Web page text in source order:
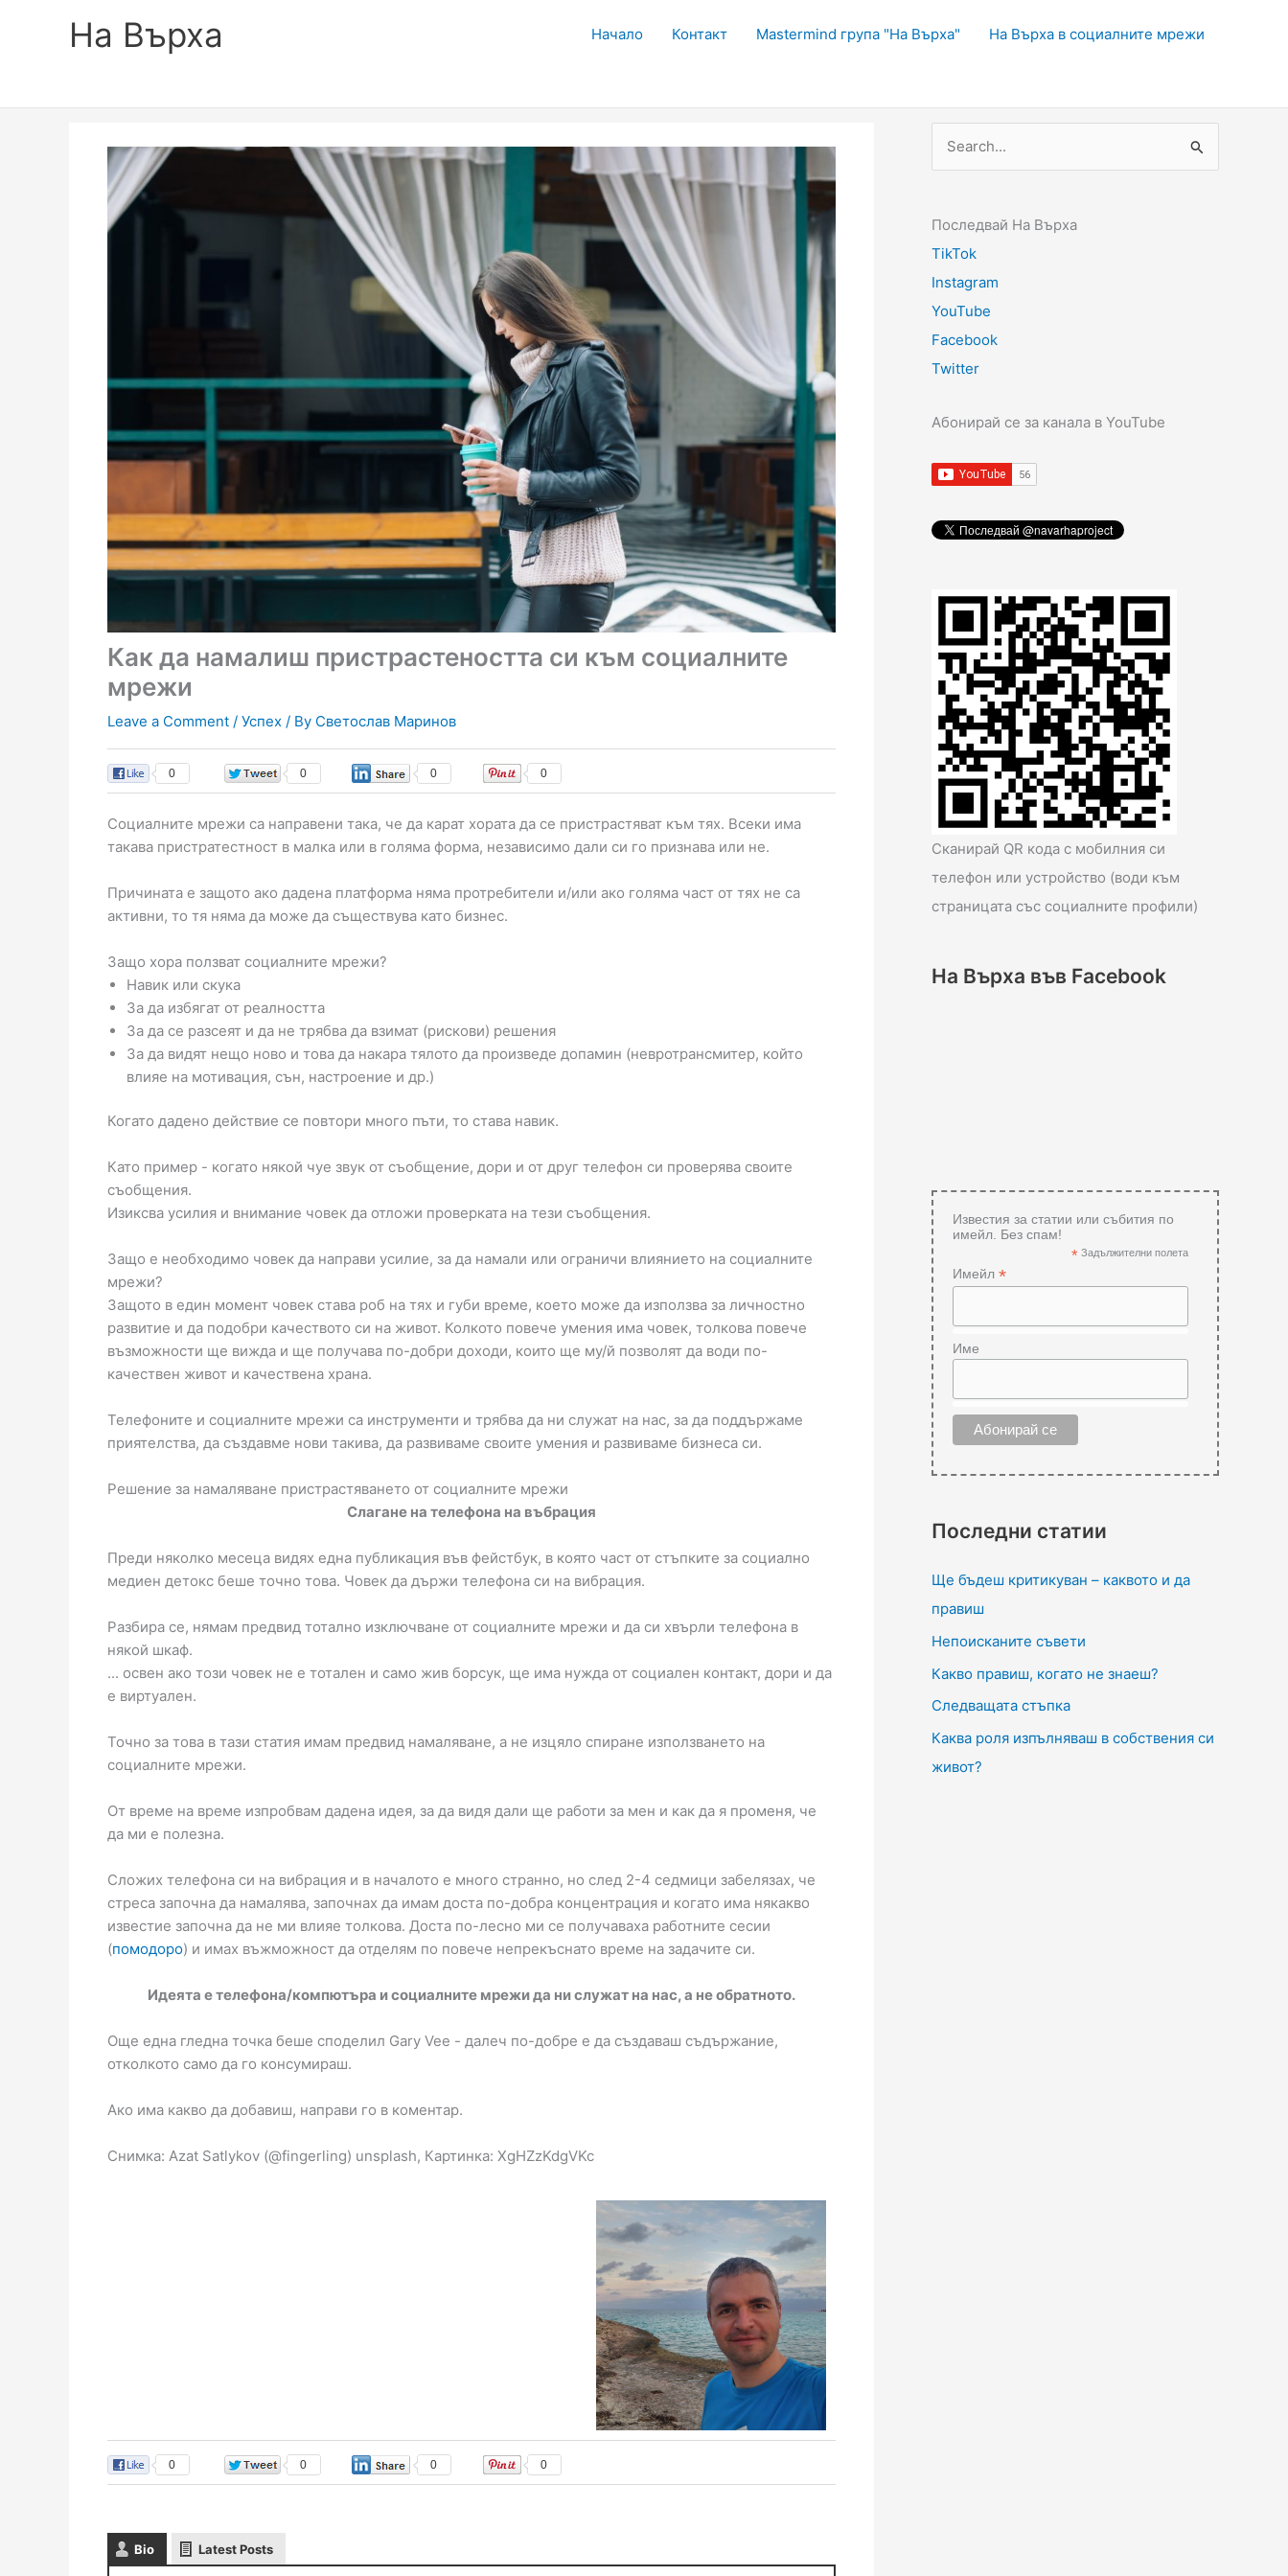
На Върха Начало Контакт Mastermind група "На Върха" На Върха в социалните мрежи
Как да намалиш пристрастеността си към социалните
мрежи
Leave a Comment /Успех / By Светослав Маринов
0 0 0 0
Социалните мрежи са направени така, че да карат хората да се пристрастяват към тях. Всеки има
такава пристратестност в малка или в голяма форма, независимо дали си го признава или не.
Причината е защото ако дадена платформа няма протребители и/или ако голяма част от тях не са
активни, то тя няма да може да съществува като бизнес.
Защо хора ползват социалните мрежи?
Навик или скука
За да избягат от реалността
За да се разсеят и да не трябва да взимат (рискови) решения
За да видят нещо ново и това да накара тялото да произведе допамин (невротрансмитер, който
влияе на мотивация, сън, настроение и др.)
Когато дадено действие се повтори много пъти, то става навик.
Като пример - когато някой чуе звук от съобщение, дори и от друг телефон си проверява своите
съобщения.
Изиксва усилия и внимание човек да отложи проверката на тези съобщения.
Защо е необходимо човек да направи усилие, за да намали или ограничи влиянието на социалните
мрежи?
Защото в един момент човек става роб на тях и губи време, което може да използва за личностно
развитие и да подобри качеството си на живот. Колкото повече умения има човек, толкова повече
възможности ще вижда и ще получава по-добри доходи, които ще му/й позволят да води по-
качествен живот и качествена храна.
Телефоните и социалните мрежи са инструменти и трябва да ни служат на нас, за да поддържаме
приятелства, да създавме нови такива, да развиваме своите умения и развиваме бизнеса си.
Решение за намаляване пристрастяването от социалните мрежи
Слагане на телефона на въбрация
Преди няколко месеца видях една публикация във фейстбук, в която част от стъпките за социално
медиен детокс беше точно това. Човек да държи телефона си на вибрация.
Разбира се, нямам предвид тотално изключване от социалните мрежи и да си хвърли телефона в
някой шкаф.
... освен ако този човек не е тотален и само жив борсук, ще има нужда от социален контакт, дори и да
е виртуален.
Точно за това в тази статия имам предвид намаляване, а не изцяло спиране използването на
социалните мрежи.
От време на време изпробвам дадена идея, за да видя дали ще работи за мен и как да я променя, че
да ми е полезна.
Сложих телефона си на вибрация и в началото е много странно, но след 2-4 седмици забелязах, че
стреса започна да намалява, започнах да имам доста по-добра концентрация и когато има някакво
известие започна да не ми влияе толкова. Доста по-лесно ми се получаваха работните сесии
(помодоро) и имах въжможност да отделям по повече непрекъснато време на задачите си.
Идеята е телефона/компютъра и социалните мрежи да ни служат на нас, а не обратното.
Още една гледна точка беше споделил Gary Vee - далеч по-добре е да създаваш съдържание,
отколкото само да го консумираш.
Ако има какво да добавиш, направи го в коментар.
Снимка: Azat Satlykov (@fingerling) unsplash, Картинка: XgHZzKdgVKc
0 0 0 0
Bio Latest Posts
Последвай На Върха
TikTok
Instagram
YouTube
Facebook
Twitter
Абонирай се за канала в YouTube
Сканирай QR кода с мобилния си
телефон или устройство (води към
страницата със социалните профили)
На Върха във Facebook
Известия за статии или събития по
имейл. Без спам!
*Задължителни полета
Имейл *
Име
Последни статии
Ще бъдеш критикуван – каквото и да
правиш
Непоисканите съвети
Какво правиш, когато не знаеш?
Следващата стъпка
Каква роля изпълняваш в собствения си
живот?